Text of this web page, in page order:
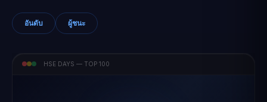
อันดับ ผู้ชนะ
HSE DAYS — TOP 100